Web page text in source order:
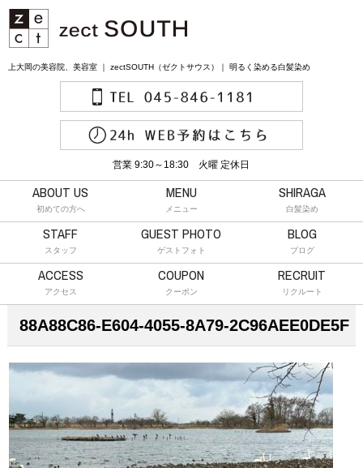
上大岡の美容院、美容室 ｜ zectSOUTH（ゼクトサウス）｜ 明るく染める白髪染め
営業 9:30～18:30 火曜 定休日
ABOUT US
初めての方へ
MENU
メニュー
SHIRAGA
白髪染め
STAFF
スタッフ
GUEST PHOTO
ゲストフォト
BLOG
ブログ
ACCESS
アクセス
COUPON
クーポン
RECRUIT
リクルート
88A88C86-E604-4055-8A79-2C96AEE0DE5F